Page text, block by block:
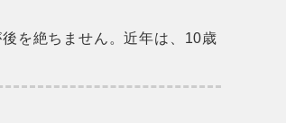
を絶ちません。近年は、10歳